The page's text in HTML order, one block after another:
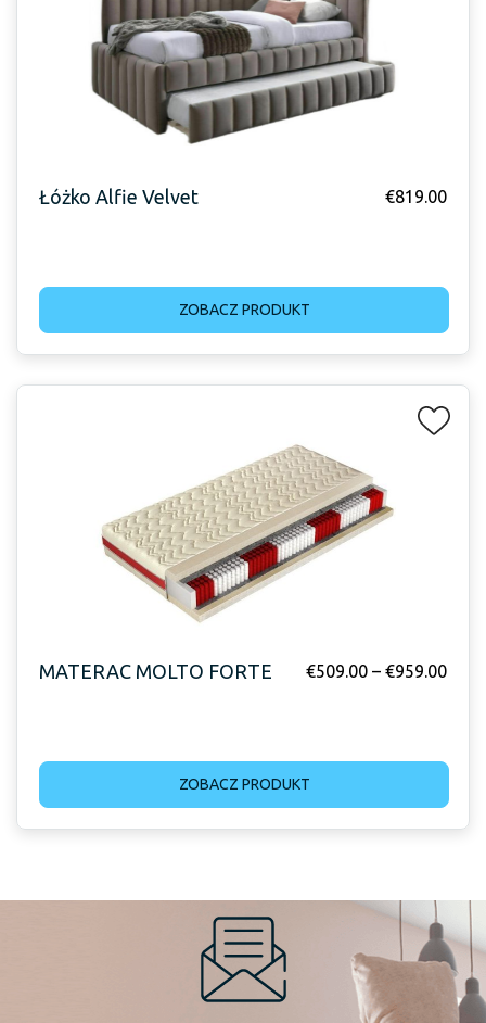
Łóżko Alfie Velvet €819.00
ZOBACZ PRODUKT
MATERAC MOLTO FORTE €509.00 – €959.00
ZOBACZ PRODUKT